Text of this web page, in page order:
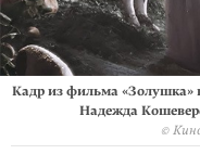
Кадр из фильма «Золушка»
Надежда
©